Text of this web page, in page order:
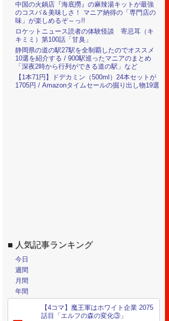
中国の火鍋店『海底撈』の麻辣湯キットが最強
のコスパ＆美味しさ！ マニア納得の「専門店の
味」が楽しめるぞ～っ!!
ロケットニュース読者の体験怪談 寄忌耳（キ
キミミ）第100話「甘臭」
静岡県の道の駅27駅を全制覇したのでオススメ
10選を紹介する / 900駅巡ったマニアのまとめ
「深夜2時から行列ができる道の駅」など
【1本71円】ドデカミン（500ml）24本セットが
1705円 / Amazonタイムセールの掘り出し物19選
人気記事ランキング
今日
週間
月間
年間
【4コマ】魔王軍はホワイト企業 2075
話目「エルフの森の変化③」